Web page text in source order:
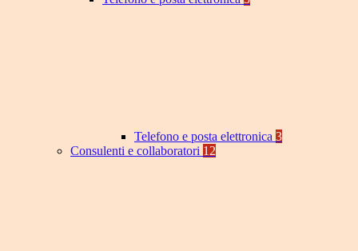
Telefono e posta elettronica 3
Consulenti e collaboratori 12